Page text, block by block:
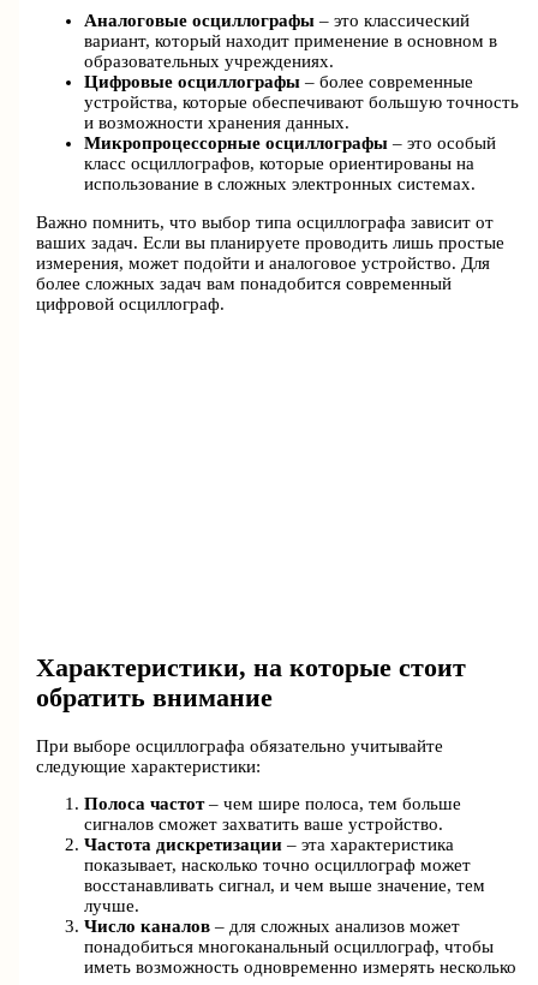
Аналоговые осциллографы – это классический
вариант, который находит применение в основном в
образовательных учреждениях.
Цифровые осциллографы – более современные
устройства, которые обеспечивают большую точность
и возможности хранения данных.
Микропроцессорные осциллографы – это особый
класс осциллографов, которые ориентированы на
использование в сложных электронных системах.
Важно помнить, что выбор типа осциллографа зависит от
ваших задач. Если вы планируете проводить лишь простые
измерения, может подойти и аналоговое устройство. Для
более сложных задач вам понадобится современный
цифровой осциллограф.
Характеристики, на которые стоит
обратить внимание
При выборе осциллографа обязательно учитывайте
следующие характеристики:
Полоса частот– чем шире полоса, тем больше
сигналов сможет захватить ваше устройство.
Частота дискретизации – эта характеристика
показывает, насколько точно осциллограф может
восстанавливать сигнал, и чем выше значение, тем
лучше.
Число каналов – для сложных анализов может
понадобиться многоканальный осциллограф, чтобы
иметь возможность одновременно измерять несколько